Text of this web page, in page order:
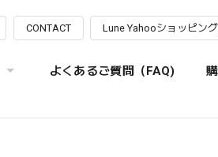
CONTACT Lune Yahooショッピン
よくあるご質問（FAQ)